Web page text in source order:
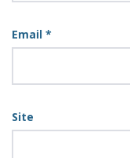
Email *
Site